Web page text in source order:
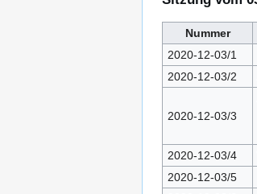
Nummer
2020-12-03/1
2020-12-03/2
2020-12-03/3
2020-12-03/4
2020-12-03/5